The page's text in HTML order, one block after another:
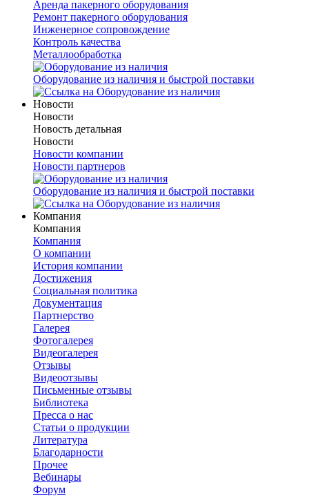
Аренда пакерного оборудования
Ремонт пакерного оборудования
Инженерное сопровождение
Контроль качества
Металлообработка
Оборудование из наличия и быстрой поставки
Новости
Новости
Новость детальная
Новости
Новости компании
Новости партнеров
Оборудование из наличия и быстрой поставки
Компания
Компания
Компания
О компании
История компании
Достижения
Социальная политика
Документация
Партнерство
Галерея
Фотогалерея
Видеогалерея
Отзывы
Видеоотзывы
Письменные отзывы
Библиотека
Пресса о нас
Статьи о продукции
Литература
Благодарности
Прочее
Вебинары
Форум